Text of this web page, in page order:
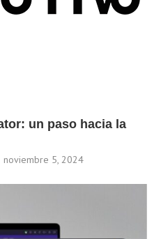
un paso hacia la
noviembre 5, 2024